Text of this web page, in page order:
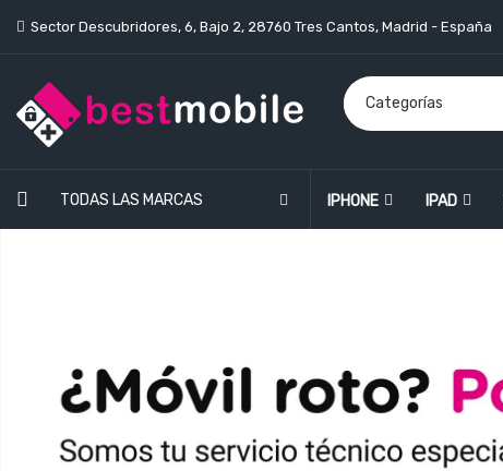
Sector Descubridores, 6, Bajo 2, 28760 Tres Cantos, Madrid - España
TODAS LAS MARCAS IPHONE IPAD